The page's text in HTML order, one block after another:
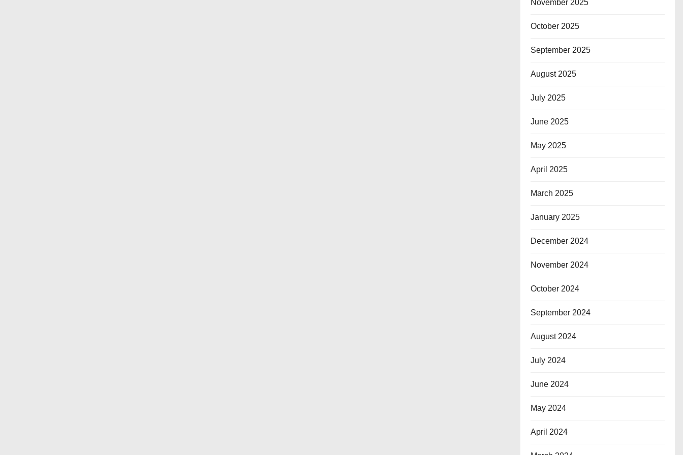
November 2025
October 2025
September 2025
August 2025
July 2025
June 2025
May 2025
April 2025
March 2025
January 2025
December 2024
November 2024
October 2024
September 2024
August 2024
July 2024
June 2024
May 2024
April 2024